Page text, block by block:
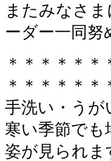
またみなさ
ーダー一同努
＊＊＊＊＊
＊＊＊＊＊＊
手洗い・うが
寒い季節で
姿が見られま